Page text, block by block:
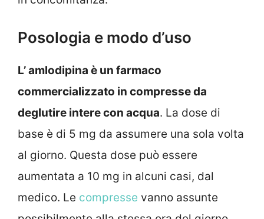
Posologia e modo d’uso
L’ amlodipina è un farmaco
commercializzato in compresse da
deglutire intere con acqua. La dose di
base è di 5 mg da assumere una sola volta
al giorno. Questa dose può essere
aumentata a 10 mg in alcuni casi, dal
medico. Le compresse vanno assunte